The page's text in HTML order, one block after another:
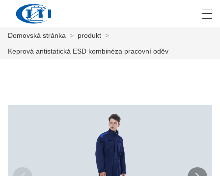
العربية česky
Domovská stránka > produkt >
Keprová antistatická ESD kombinéza pracovní oděv